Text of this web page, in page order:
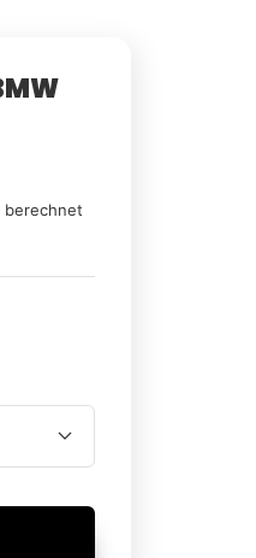
berechnet